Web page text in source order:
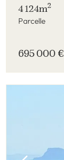
4 124m2
Parcelle
695 000 €